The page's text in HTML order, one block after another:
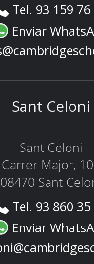
Tel. 93 159
Enviar
Sant Celoni
Sant Celoni
Carrer Major,
08470 Sant
Tel. 93 860
Enviar